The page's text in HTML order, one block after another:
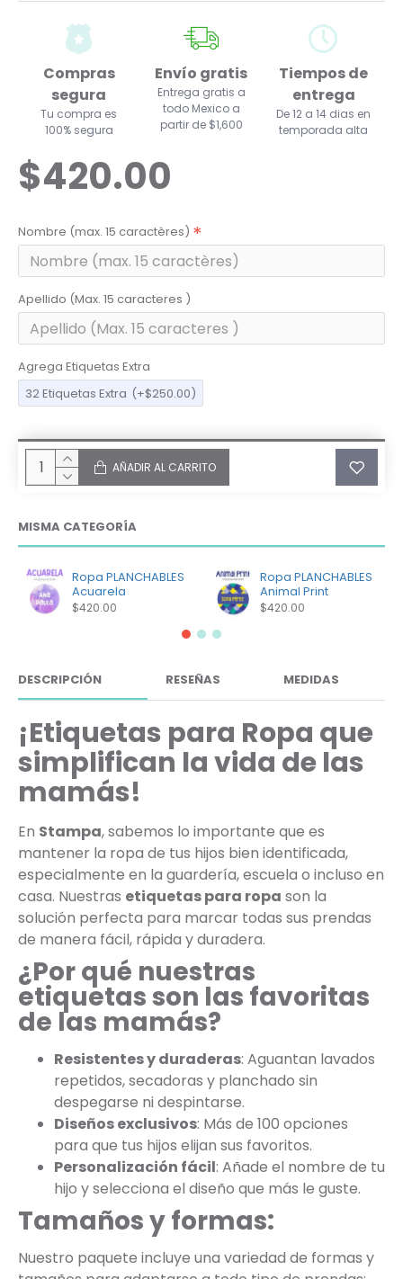
Compras
segura
Tu compra es
100% segura
Envío gratis
Entrega gratis a
todo Mexico a
partir de $1,600
Tiempos de
entrega
De 12 a 14 dias en
temporada alta
$420.00
Nombre (max. 15 caractères)
Apellido (Max. 15 caracteres )
Agrega Etiquetas Extra
32 Etiquetas Extra (+$250.00)
AÑADIR AL CARRITO
MISMA CATEGORÍA
Ropa PLANCHABLES
Acuarela
$420.00
Ropa PLANCHABLES
Animal Print
$420.00
DESCRIPCIÓN RESEÑAS MEDIDAS
¡Etiquetas para Ropa que
simplifican la vida de las
mamás!
En Stampa, sabemos lo importante que es
mantener la ropa de tus hijos bien identificada,
especialmente en la guardería, escuela o incluso en
casa. Nuestras etiquetas para ropa son la
solución perfecta para marcar todas sus prendas
de manera fácil, rápida y duradera.
¿Por qué nuestras
etiquetas son las favoritas
de las mamás?
Resistentes y duraderas: Aguantan lavados
repetidos, secadoras y planchado sin
despegarse ni despintarse.
Diseños exclusivos: Más de 100 opciones
para que tus hijos elijan sus favoritos.
Personalización fácil: Añade el nombre de tu
hijo y selecciona el diseño que más le guste.
Tamaños y formas:
Nuestro paquete incluye una variedad de formas y